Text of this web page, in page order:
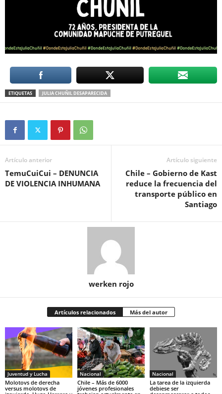
ETIQUETAS JULIA CHUÑIL DESAPARECIDA
Artículo anterior
TemuCuiCui – DENUNCIA
DE VIOLENCIA INHUMANA
Artículo siguiente
Chile – Gobierno de Kast
reduce la frecuencia del
transporte público en
Santiago
werken rojo
Artículos relacionados Más del autor
Juventud y Lucha
Molotovs de derecha
versus molotovs de
Nacional
Chile – Más de 6000
jóvenes profesionales
Nacional
La tarea de la izquierda
debiese ser